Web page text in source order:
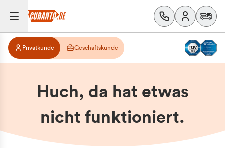
Privatkunde Geschäftskunde
Huch, da hat etwas
nicht funktioniert.